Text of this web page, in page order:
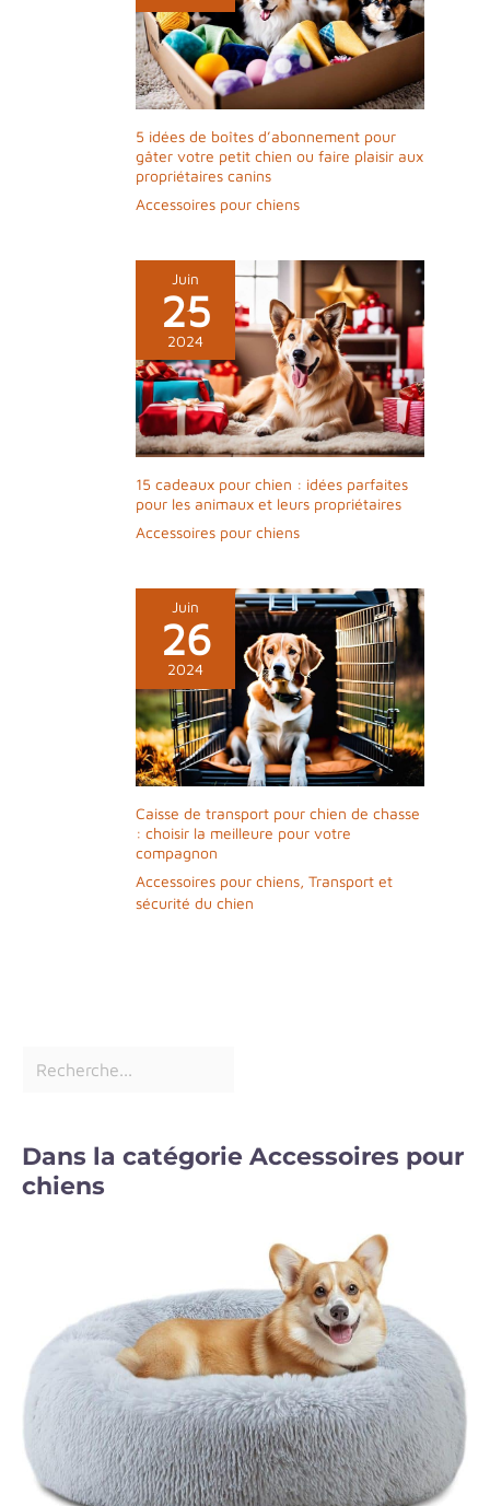
5 idées de boîtes d’abonnement pour
gâter votre petit chien ou faire plaisir aux
propriétaires canins
Accessoires pour chiens
Juin
25
2024
15 cadeaux pour chien : idées parfaites
pour les animaux et leurs propriétaires
Accessoires pour chiens
Juin
26
2024
Caisse de transport pour chien de chasse
: choisir la meilleure pour votre
compagnon
Accessoires pour chiens, Transport et
sécurité du chien
Dans la catégorie Accessoires pour
chiens